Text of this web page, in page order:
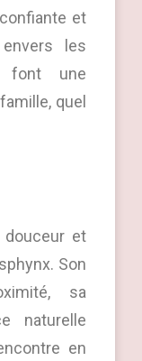
et
les
font une
quel
douceur et
Son
sa
naturelle
en